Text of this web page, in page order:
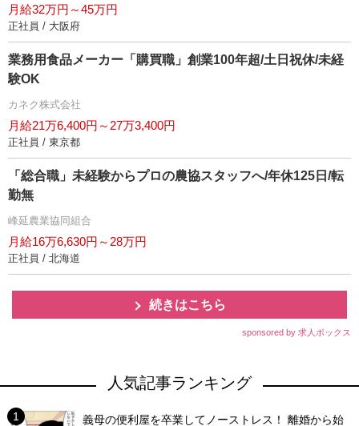
月給32万円～45万円
正社員 / 大阪府
業務用食品メーカー「購買職」創業100年超/土日祝休/未経
験OK
カネク株式会社
月給21万6,400円～27万3,400円
正社員 / 東京都
「総合職」未経験からプロの農協スタッフへ/年休125日/転
勤無
峰延農業協同組合
月給16万6,630円～28万円
正社員 / 北海道
続きはこちら
sponsored by 求人ボックス
人気記事ランキング
義母の便利屋を卒業してノーストレス！ 離婚から始